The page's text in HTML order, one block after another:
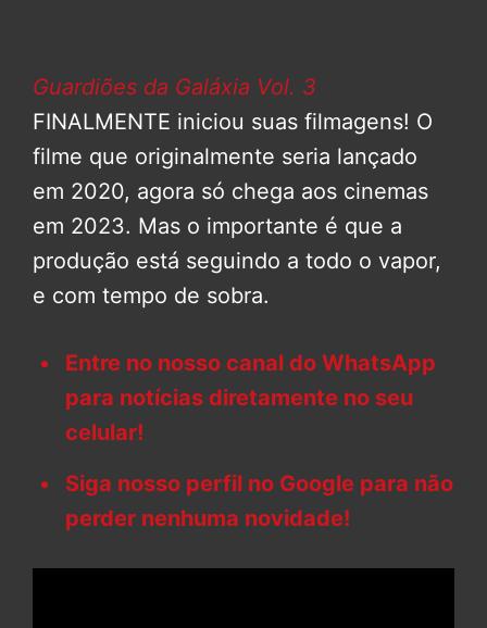
Guardiões da Galáxia Vol. 3
FINALMENTE iniciou suas filmagens! O
filme que originalmente seria lançado
em 2020, agora só chega aos cinemas
em 2023. Mas o importante é que a
produção está seguindo a todo o vapor,
e com tempo de sobra.
Entre no nosso canal do WhatsApp
para notícias diretamente no seu
celular!
Siga nosso perfil no Google para não
perder nenhuma novidade!